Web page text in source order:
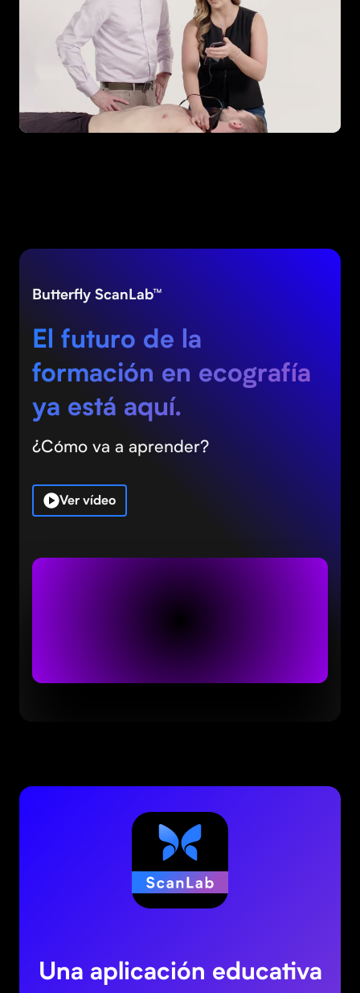
expertos a su alcance, desde la técnica
básica hasta obtención avanzada de
imágenes.
Más información
Butterfly ScanLab™
El futuro de la
formación en ecografía
ya está aquí.
¿Cómo va a aprender?
Ver vídeo
Una aplicación educativa